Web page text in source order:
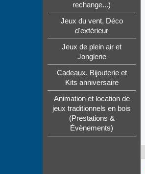
rechange...)
Jeux du vent, Déco
d'extérieur
Jeux de plein air et
Jonglerie
Cadeaux, Bijouterie et
Kits anniversaire
Animation et location de
jeux traditionnels en bois
(Prestations &
Évènements)